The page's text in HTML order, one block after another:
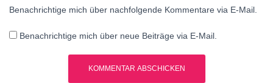
Benachrichtige mich über nachfolgende Kommentare via E-Mail.
Benachrichtige mich über neue Beiträge via E-Mail.